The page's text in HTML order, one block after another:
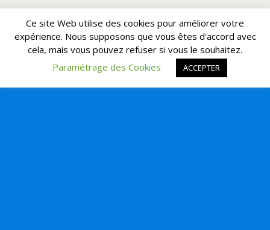
Ce site Web utilise des cookies pour améliorer votre
expérience. Nous supposons que vous êtes d'accord avec
cela, mais vous pouvez refuser si vous le souhaitez.
Paramétrage des Cookies
ACCEPTER